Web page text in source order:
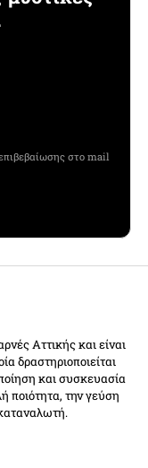
στο mail
Αττικής και είναι
δραστηριοποιείται
και συσκευασία
ποιότητα, την γεύση